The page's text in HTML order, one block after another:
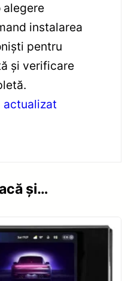
alegere
instalarea
pentru
și verificare
actualizat
și…